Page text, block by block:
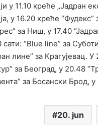
у 11.10 креће „Јадран
у 16.20 креће
за Ниш, у 17.40
сати: “Blue line” за
лине” за Крагујевац.
за Београд, у 20.48
за Босански Брод,
20. jun